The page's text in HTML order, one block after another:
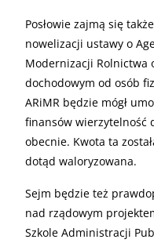
Posłowie zajmą się
nowelizacji ustawy o
Modernizacji Rolnictwa
dochodowym od osób
ARiMR będzie mógł
finansów wierzytelność
obecnie. Kwota ta
dotąd waloryzowana.
Sejm będzie też
nad rządowym
Szkole Administracji